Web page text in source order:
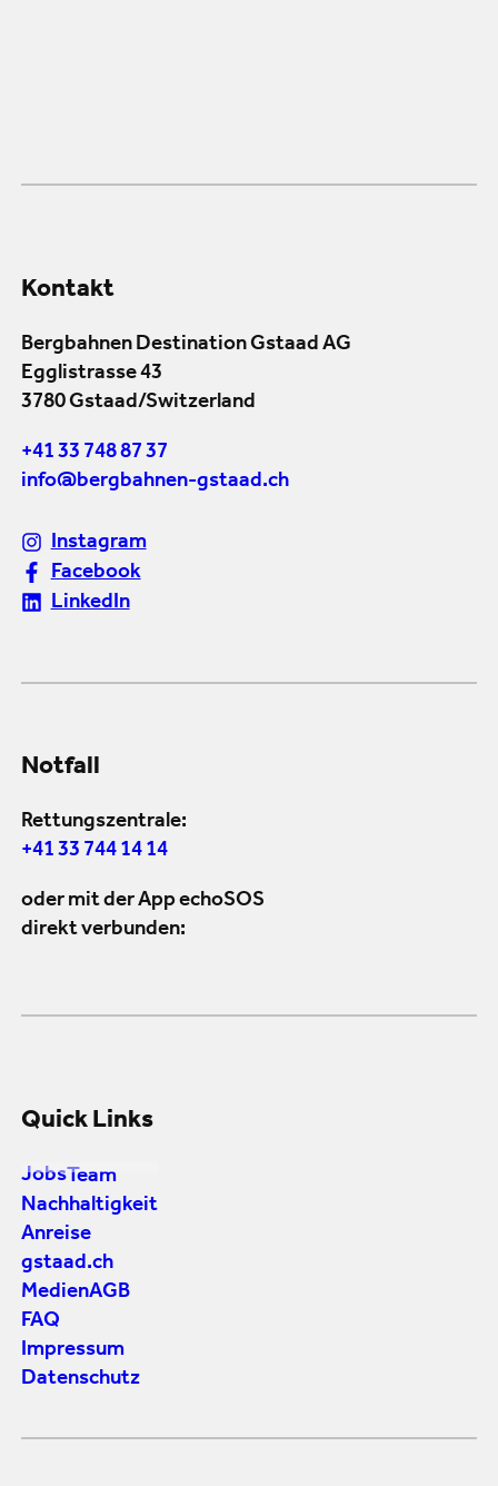
Kontakt
Bergbahnen Destination Gstaad AG
Egglistrasse 43
3780 Gstaad/Switzerland
+41 33 748 87 37
info@bergbahnen-gstaad.ch
Instagram
Facebook
LinkedIn
Notfall
Rettungszentrale:
+41 33 744 14 14
oder mit der App echoSOS
direkt verbunden:
Quick Links
Jobs Team
Nachhaltigkeit
Anreise
gstaad.ch
MedienAGB
FAQ
Impressum
Datenschutz